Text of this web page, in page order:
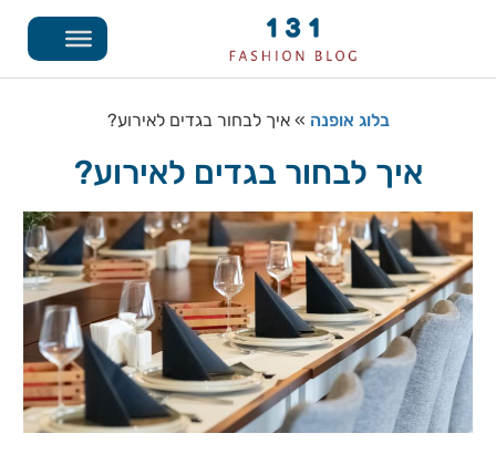
בלוג אופנה »איך לבחור בגדים לאירוע?
איך לבחור בגדים לאירוע?